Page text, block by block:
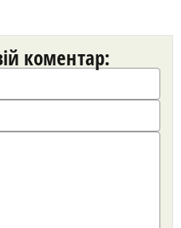
коментар: